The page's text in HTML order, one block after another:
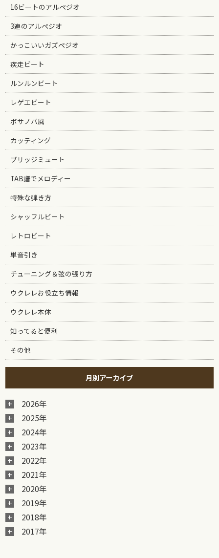
16ビートのアルペジオ
3連のアルペジオ
かっこいいガズペジオ
疾走ビート
ルンルンビート
レゲエビート
ボサノバ風
カッティング
ブリッジミュート
TAB譜でメロディー
特殊な弾き方
シャッフルビート
レトロビート
単音引き
チューニング＆弦の張り方
ウクレレお役立ち情報
ウクレレ本体
知ってると便利
その他
月別アーカイブ
2026年
2025年
2024年
2023年
2022年
2021年
2020年
2019年
2018年
2017年